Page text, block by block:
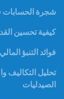
شجرة الحسابات
كيفية تحسين
فوائد التنبؤ
تحليل التكاليف
الصيدليات